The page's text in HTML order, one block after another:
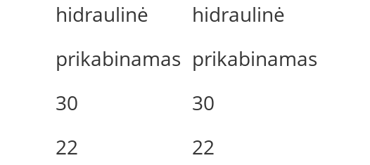
hidraulinė
hidraulinė
prikabinamas prikabinamas
30
30
22
22